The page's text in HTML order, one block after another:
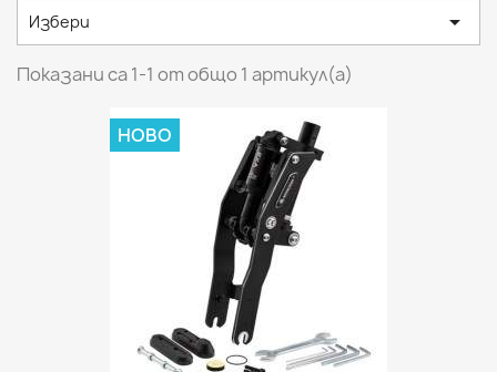
Избери 
Показани са 1-1 от общо 1 артикул(а)
НОВО